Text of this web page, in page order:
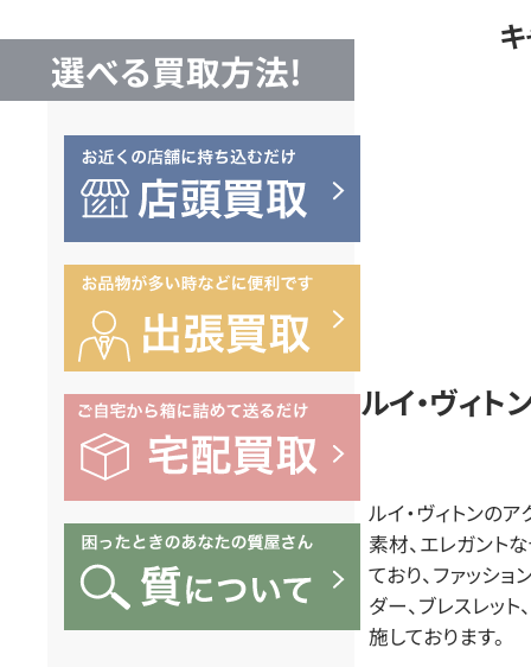
他
ブ
選べる買取方法!
ルイ・ヴィ
ルイ・ヴィトンの
素材、エレガント
ており、ファッシ
ダー、ブレスレッ
施しております。